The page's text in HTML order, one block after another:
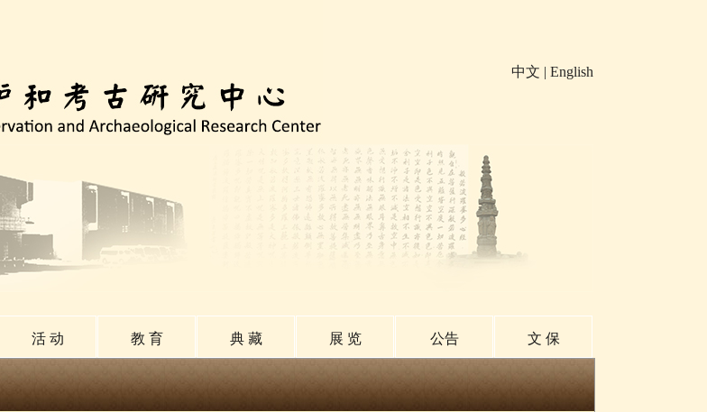
中文 | English
活 动 教 育 典 藏 展 览 公告 文 保